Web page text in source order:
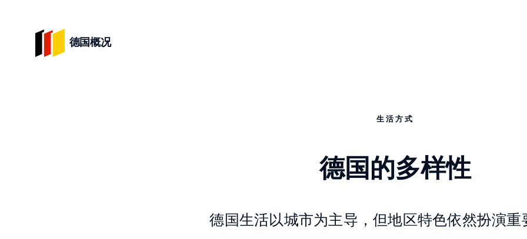
德国概况
生活方式
德国的多样性
德国生活以城市为主导，但地区特色依然扮演重